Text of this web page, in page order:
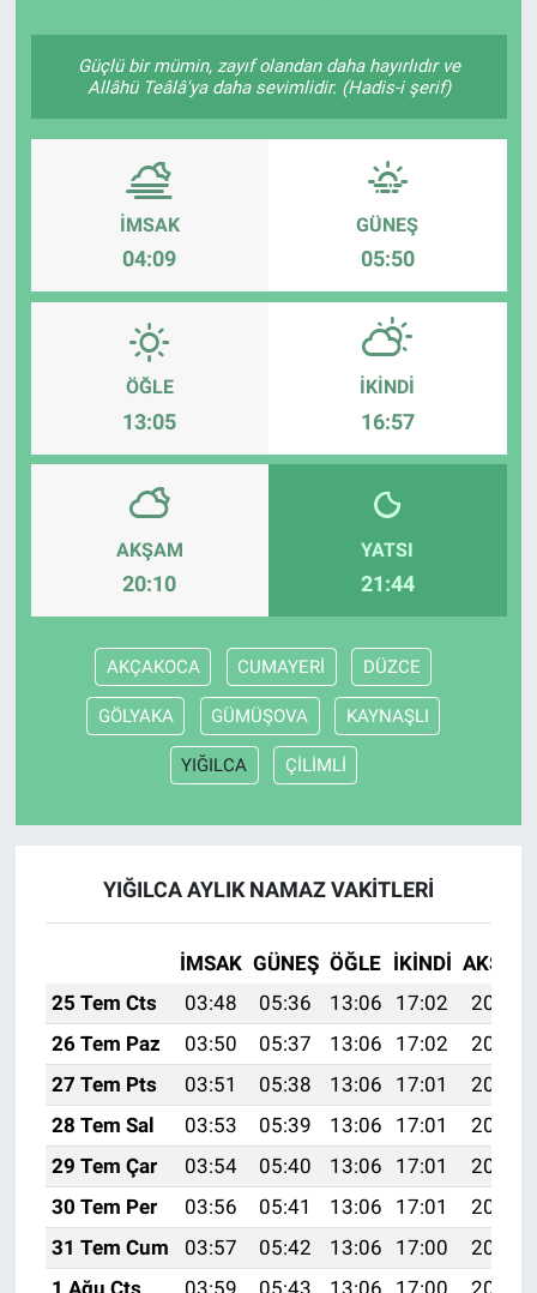
Güçlü bir mümin, zayıf olandan daha hayırlıdır ve
Allâhü Teâlâ'ya daha sevimlidir. (Hadis-i şerif)
İMSAK
04:09
GÜNEŞ
05:50
ÖĞLE
13:05
İKINDI
16:57
AKŞAM
20:10
YATSI
21:44
AKÇAKOCA CUMAYERİ DÜZCE
GÖLYAKA GÜMÜŞOVA KAYNAŞLI
YIĞILCA ÇİLİMLİ
YIĞILCA AYLIK NAMAZ VAKITLERI
İMSAK GÜNEŞ ÖĞLE İKINDI AKŞAM
25 Tem Cts
03:48 05:36 13:06 17:02
20:25
26 Tem Paz
03:50 05:37 13:06 17:02
20:24
27 Tem Pts
03:51 05:38 13:06 17:01
20:23
28 Tem Sal
03:53 05:39 13:06 17:01
20:22
29 Tem Çar
03:54 05:40 13:06 17:01
20:21
30 Tem Per
03:56 05:41 13:06 17:01
20:20
31 Tem Cum
03:57 05:42 13:06 17:00
20:19
1 Ağu Cts
03:59 05:43 13:06 17:00
20:18
Kütahya
Genel
Magazin